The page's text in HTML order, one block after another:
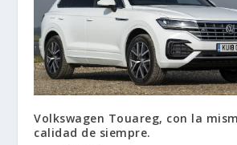
Volkswagen Touareg, con la
calidad de siempre.